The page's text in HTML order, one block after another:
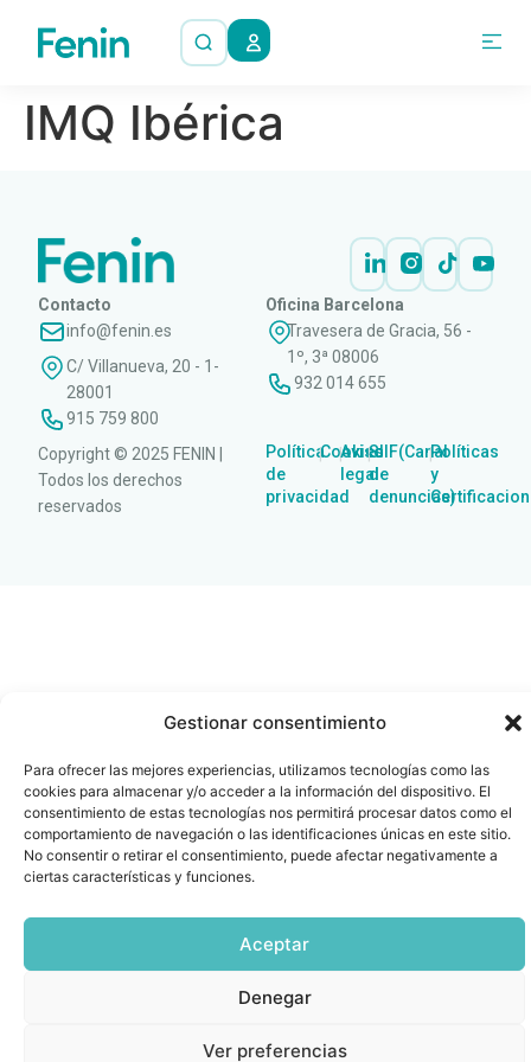
Gestionar consentimiento
Para ofrecer las mejores experiencias, utilizamos tecnologías como las
cookies para almacenar y/o acceder a la información del dispositivo. El
consentimiento de estas tecnologías nos permitirá procesar datos como el
comportamiento de navegación o las identificaciones únicas en este sitio.
No consentir o retirar el consentimiento, puede afectar negativamente a
ciertas características y funciones.
Aceptar
Denegar
Ver preferencias
IMQ Ibérica
Contacto
info@fenin.es
C/ Villanueva, 20 - 1-
28001
915 759 800
Oficina Barcelona
Travesera de Gracia, 56 -
1º, 3ª 08006
932 014 655
Copyright © 2025 FENIN |
Todos los derechos
reservados
Política
de
privacidad
|Cookies
|Aviso
legal
|SIIF(Canal
de
denuncias)
|Políticas
y